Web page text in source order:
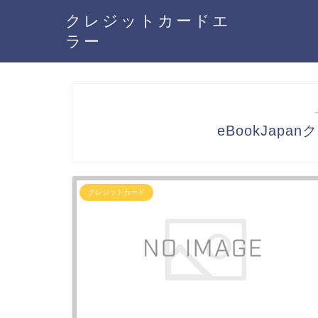
クレジットカードエ
ラー
eBookJapan
クレジットカード